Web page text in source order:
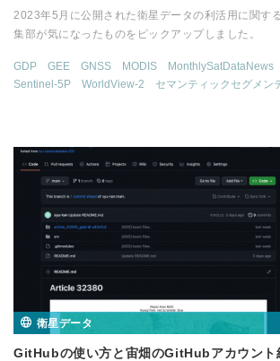
2023年5月に公開された衛星データの利活用に関す
集部が気になったものをピックアップしました。
GDP GEE GNSS MODIS MonthlySatDataNews
Sentinel-5P
WorldView-2 セマンティックセグメン
衛星データ
GitHubの使い方と宙畑のGitHubアカウント